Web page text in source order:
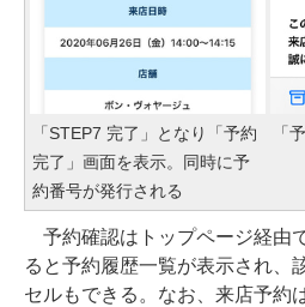
「STEP7 完了」となり「予約
完了」画面を表示。同時に予
約番号が発行される
「
予約確認はトップページ経由
ると予約履歴一覧が表示され、
セルもできる。なお、来店予約